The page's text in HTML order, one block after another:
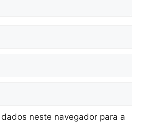
neste navegador para a